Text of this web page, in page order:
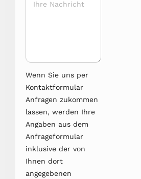
Wenn Sie uns per
Kontaktformular
Anfragen zukommen
lassen, werden Ihre
Angaben aus dem
Anfrageformular
inklusive der von
Ihnen dort
angegebenen